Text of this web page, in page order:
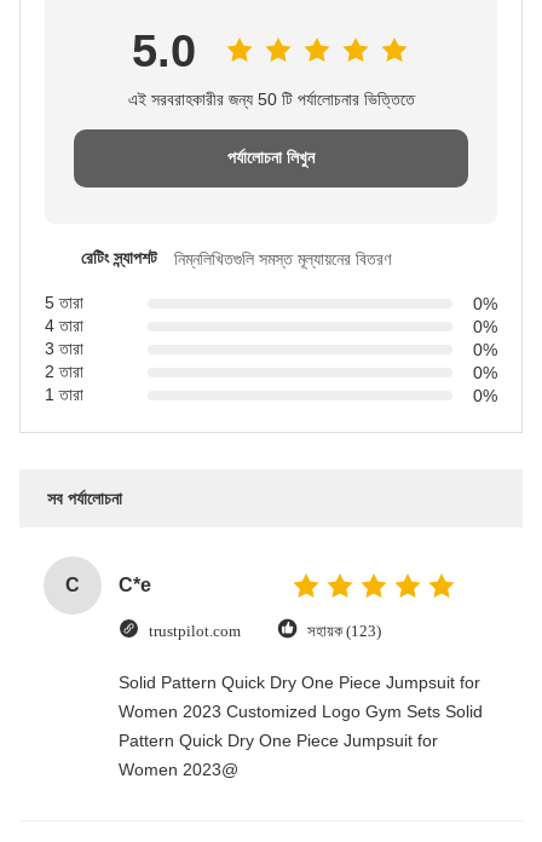
5.0
এই সরবরাহকারীর জন্য 50 টি পর্যালোচনার ভিত্তিতে
পর্যালোচনা লিখুন
রেটিং স্ন্যাপশট নিম্নলিখিতগুলি সমস্ত মূল্যায়নের বিতরণ
5 তারা
0%
4 তারা
0%
3 তারা
0%
2 তারা
0%
1 তারা
0%
সব পর্যালোচনা
C C*e
trustpilot.com সহায়ক (123)
Solid Pattern Quick Dry One Piece Jumpsuit for
Women 2023 Customized Logo Gym Sets Solid
Pattern Quick Dry One Piece Jumpsuit for
Women 2023@